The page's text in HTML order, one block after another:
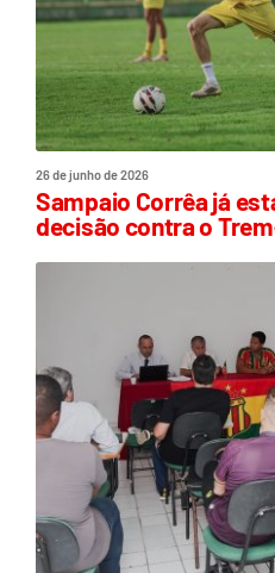
26 de junho de 2026
Sampaio Corrêa já
decisão contra o